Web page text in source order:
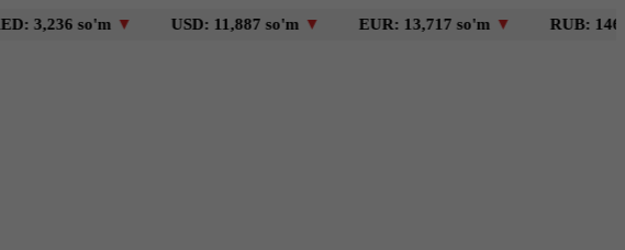
so'm▼ USD: 11,887 so'm▼ EUR: 13,717 so'm▼ RUB: 146 so'm▼